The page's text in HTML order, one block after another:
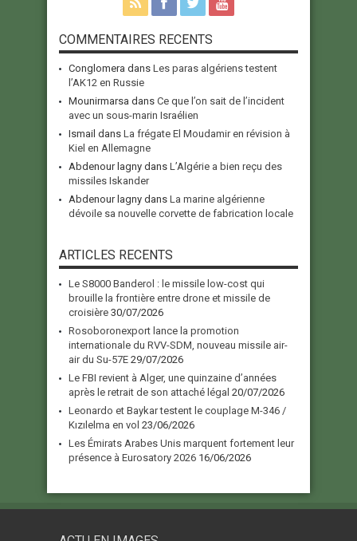
COMMENTAIRES RECENTS
Conglomera dans Les paras algériens testent
l’AK12 en Russie
Mounirmarsa dans Ce que l’on sait de l’incident
avec un sous-marin Israélien
Ismail dans La frégate El Moudamir en révision à
Kiel en Allemagne
Abdenour lagny dans L’Algérie a bien reçu des
missiles Iskander
Abdenour lagny dans La marine algérienne
dévoile sa nouvelle corvette de fabrication locale
ARTICLES RECENTS
Le S8000 Banderol : le missile low-cost qui
brouille la frontière entre drone et missile de
croisière 30/07/2026
Rosoboronexport lance la promotion
internationale du RVV-SDM, nouveau missile air-
air du Su-57E 29/07/2026
Le FBI revient à Alger, une quinzaine d’années
après le retrait de son attaché légal 20/07/2026
Leonardo et Baykar testent le couplage M-346 /
Kızılelma en vol 23/06/2026
Les Émirats Arabes Unis marquent fortement leur
présence à Eurosatory 2026 16/06/2026